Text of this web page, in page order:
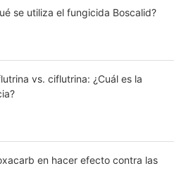
se utiliza el fungicida Boscalid?
vs. ciflutrina: ¿Cuál es la
en hacer efecto contra las